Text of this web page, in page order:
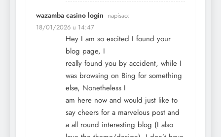
wazamba casino login napisao:
18/01/2026 u 14:47
Hey I am so excited I found your
blog page, I
really found you by accident, while I
was browsing on Bing for something
else, Nonetheless I
am here now and would just like to
say cheers for a marvelous post and
a all round interesting blog (I also